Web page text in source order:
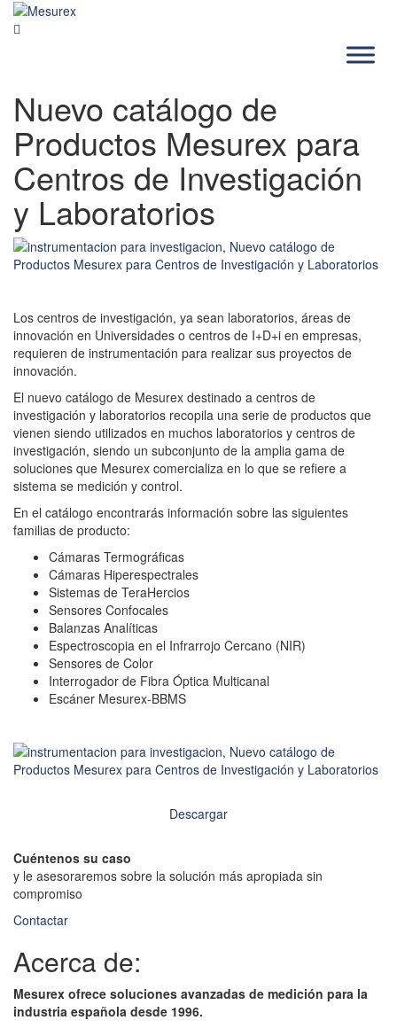
Saltar
Nuevo catálogo de
Productos Mesurex para
Centros de Investigación
y Laboratorios
Los centros de investigación, ya sean laboratorios, áreas de
innovación en Universidades o centros de I+D+i en empresas,
requieren de instrumentación para realizar sus proyectos de
innovación.
El nuevo catálogo de Mesurex destinado a centros de
investigación y laboratorios recopila una serie de productos que
vienen siendo utilizados en muchos laboratorios y centros de
investigación, siendo un subconjunto de la amplia gama de
soluciones que Mesurex comercializa en lo que se refiere a
sistema se medición y control.
En el catálogo encontrarás información sobre las siguientes
familias de producto:
Cámaras Termográficas
Cámaras Hiperespectrales
Sistemas de TeraHercios
Sensores Confocales
Balanzas Analíticas
Espectroscopia en el Infrarrojo Cercano (NIR)
Sensores de Color
Interrogador de Fibra Óptica Multicanal
Escáner Mesurex-BBMS
Descargar
Cuéntenos su caso
y le asesoraremos sobre la solución más apropiada sin
compromiso
Contactar
Acerca de:
Mesurex ofrece soluciones avanzadas de medición para la
industria española desde 1996.